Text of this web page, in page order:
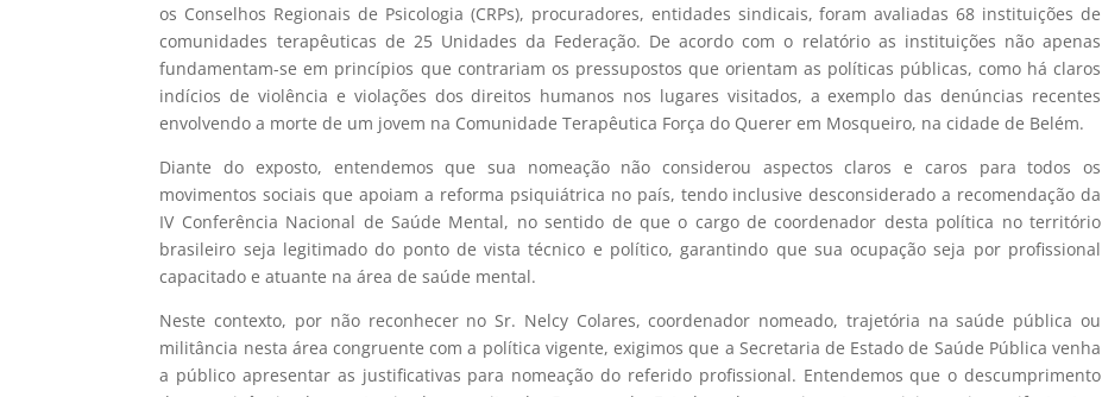
os Conselhos Regionais de Psicologia (CRPs), procuradores, entidades sindicais, foram avaliadas 68 instituições de
comunidades terapêuticas de 25 Unidades da Federação. De acordo com o relatório as instituições não apenas
fundamentam-se em princípios que contrariam os pressupostos que orientam as políticas públicas, como há claros
indícios de violência e violações dos direitos humanos nos lugares visitados, a exemplo das denúncias recentes
envolvendo a morte de um jovem na Comunidade Terapêutica Força do Querer em Mosqueiro, na cidade de Belém.
Diante do exposto, entendemos que sua nomeação não considerou aspectos claros e caros para todos os
movimentos sociais que apoiam a reforma psiquiátrica no país, tendo inclusive desconsiderado a recomendação da
IV Conferência Nacional de Saúde Mental, no sentido de que o cargo de coordenador desta política no território
brasileiro seja legitimado do ponto de vista técnico e político, garantindo que sua ocupação seja por profissional
capacitado e atuante na área de saúde mental.
Neste contexto, por não reconhecer no Sr. Nelcy Colares, coordenador nomeado, trajetória na saúde pública ou
militância nesta área congruente com a política vigente, exigimos que a Secretaria de Estado de Saúde Pública venha
a público apresentar as justificativas para nomeação do referido profissional. Entendemos que o descumprimento